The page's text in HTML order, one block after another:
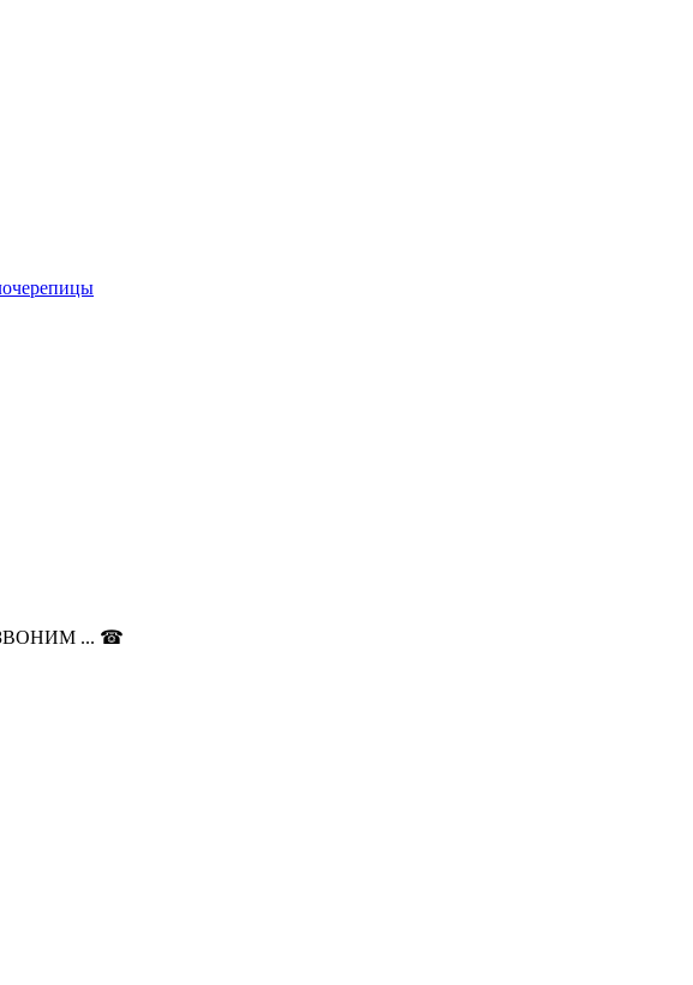
... ☎